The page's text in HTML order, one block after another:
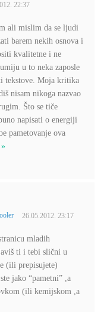
22:37
ali mislim da se ljudi
barem nekih osnova i
kvalitetne i ne
u to neka zaposle
tekstove. Moja kritika
nisam nikoga nazvao
Što se tiče
napisati o energiji
pametovanje ova
26.05.2012. 23:17
mladih
ti i tebi slični u
(ili prepisujete)
jako “pametni” ,a
(ili kemijskom ,a